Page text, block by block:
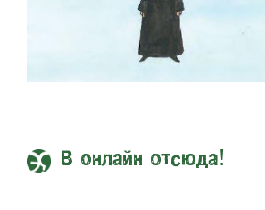
В онлайн отсюда!